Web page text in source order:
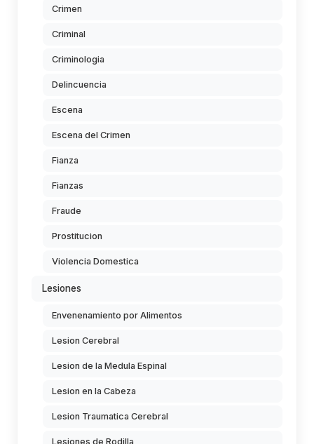
Crimen
Criminal
Criminologia
Delincuencia
Escena
Escena del Crimen
Fianza
Fianzas
Fraude
Prostitucion
Violencia Domestica
Lesiones
Envenenamiento por Alimentos
Lesion Cerebral
Lesion de la Medula Espinal
Lesion en la Cabeza
Lesion Traumatica Cerebral
Lesiones de Rodilla